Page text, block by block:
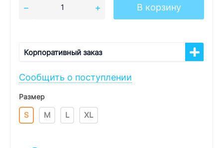
В корзину
Корпоративный заказ
Сообщить о поступлении
Размер
S M L XL